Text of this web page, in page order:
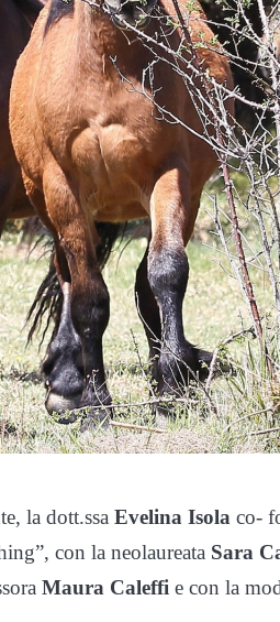
la dott.ssa Evelina Isola co-
con la neolaureata Sara
Maura Caleffi e con la